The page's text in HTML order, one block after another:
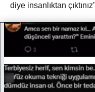
diye insanlıktan